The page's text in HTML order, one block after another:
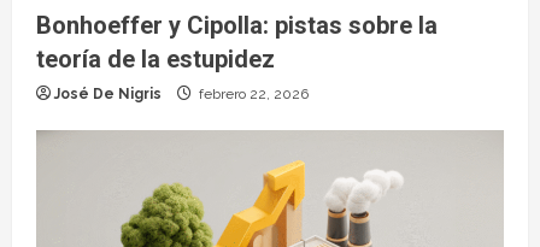
Bonhoeffer y Cipolla: pistas sobre la
teoría de la estupidez
José De Nigris febrero 22, 2026